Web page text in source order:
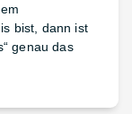
bist, dann ist
genau das